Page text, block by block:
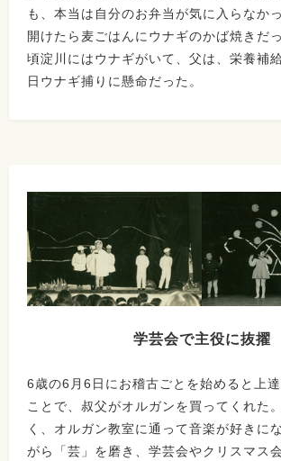
も、本当は自分のお弁当が気に入らなか
開けたら麦ごはんにウナギのかば焼きだ
頃淀川にはウナギがいて、父は、栄養補
日ウナギ捕りに懸命だった。
学芸会で主役に抜擢
6歳の6月6日にお稽古ごとを始めると上
ことで、叔父がオルガンを買ってくれた
く、オルガン教室に通って音楽が好きに
がら「芸」を磨き、学芸会やクリスマス